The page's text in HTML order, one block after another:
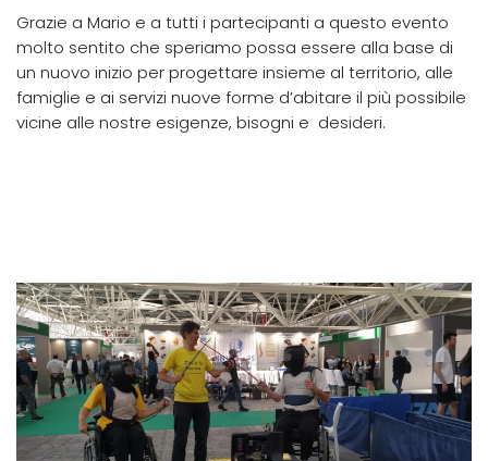
Grazie a Mario e a tutti i partecipanti a questo evento
molto sentito che speriamo possa essere alla base di
un nuovo inizio per progettare insieme al territorio, alle
famiglie e ai servizi nuove forme d’abitare il più possibile
vicine alle nostre esigenze, bisogni e desideri.